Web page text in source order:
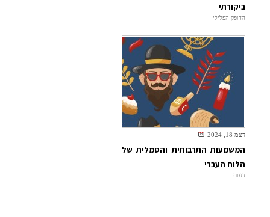
ביקורתי
הדופק הפלילי
דצמ 18, 2024
המשמעות התרבותית והסמלית של
הלוח העברי
דעות